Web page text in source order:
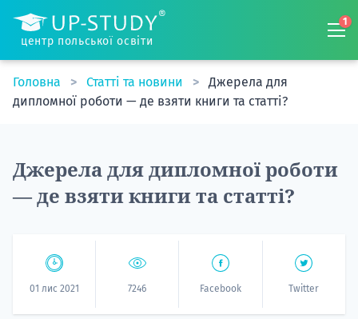
центр польської освіти
1
Головна Статті та новини
Джерела для
дипломної роботи — де взяти книги та статті?
Джерела для дипломної роботи
— де взяти книги та статті?
01 лис 2021 7246 Facebook Twitter